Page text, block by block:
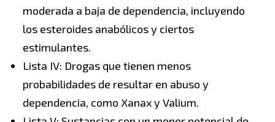
moderada a baja de dependencia, incluyendo
los esteroides anabólicos y ciertos
estimulantes.
Lista IV: Drogas que tienen menos
probabilidades de resultar en abuso y
dependencia, como Xanax y Valium.